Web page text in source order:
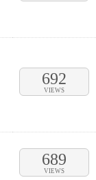
692
VIEWS
689
VIEWS